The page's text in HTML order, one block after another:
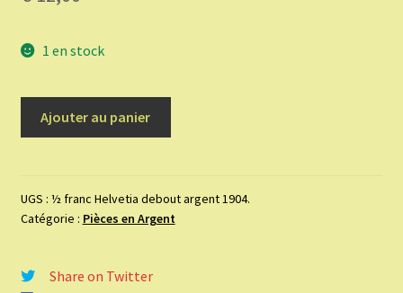
1 en stock
Helvetia
debout
Ajouter au panier
UGS : ½ franc Helvetia debout argent 1904.
Catégorie : Pièces en Argent
Share on Twitter